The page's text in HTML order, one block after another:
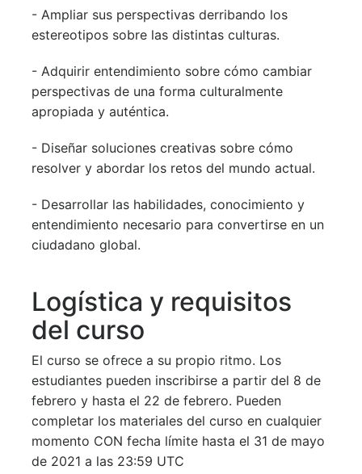
- Ampliar sus perspectivas derribando los
estereotipos sobre las distintas culturas.
- Adquirir entendimiento sobre cómo cambiar
perspectivas de una forma culturalmente
apropiada y auténtica.
- Diseñar soluciones creativas sobre cómo
resolver y abordar los retos del mundo actual.
- Desarrollar las habilidades, conocimiento y
entendimiento necesario para convertirse en un
ciudadano global.
Logística y requisitos
del curso
El curso se ofrece a su propio ritmo. Los
estudiantes pueden inscribirse a partir del 8 de
febrero y hasta el 22 de febrero. Pueden
completar los materiales del curso en cualquier
momento CON fecha límite hasta el 31 de mayo
de 2021 a las 23:59 UTC